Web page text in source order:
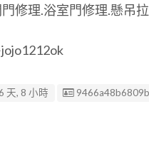
修理.浴室門修理.懸吊
天, 8 小時 廣告编號